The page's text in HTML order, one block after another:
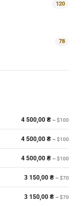
120
78
4 500,00 ₴ ~ $100
4 500,00 ₴ ~ $100
4 500,00 ₴ ~ $100
3 150,00 ₴ ~ $70
3 150,00 ₴ ~ $70